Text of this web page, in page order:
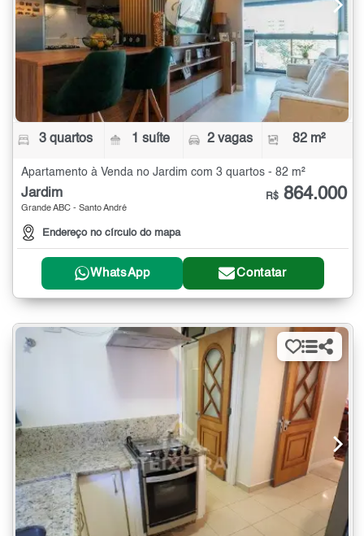
3 quartos 1 suíte 2 vagas 82 m²
Apartamento à Venda no Jardim com 3 quartos - 82 m²
Jardim
Grande ABC - Santo André
Endereço no círculo do mapa
R$ 864.000
WhatsApp Contatar